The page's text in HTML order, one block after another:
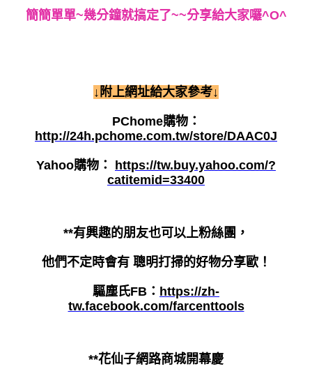
簡簡單單~幾分鐘就搞定了~~分享給大家囉^O^
↓附上網址給大家參考↓
PChome購物：
http://24h.pchome.com.tw/store/DAAC0J
Yahoo購物： https://tw.buy.yahoo.com/?
catitemid=33400
**有興趣的朋友也可以上粉絲團，
他們不定時會有 聰明打掃的好物分享歐！
驅塵氏FB： https://zh-
tw.facebook.com/farcenttools
**花仙子網路商城開幕慶